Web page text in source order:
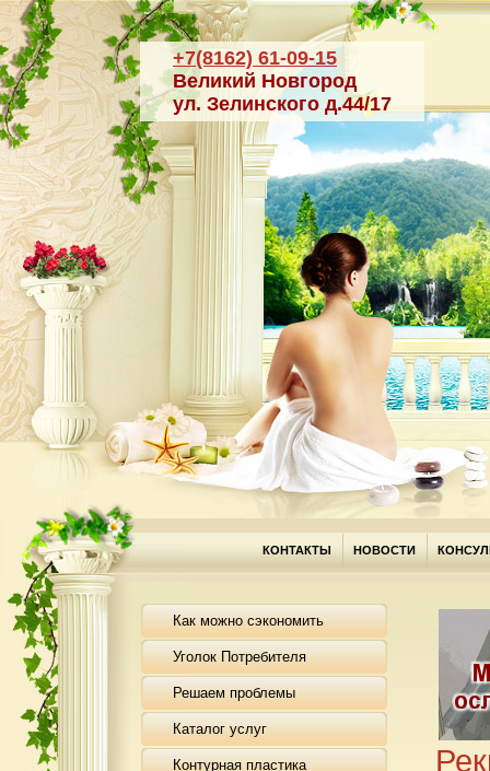
+7(8162) 61-09-15
Великий Новгород
ул. Зелинского д.44/17
КОНТАКТЫ НОВОСТИ
Как можно сэкономить
Уголок Потребителя
Решаем проблемы
Каталог услуг
Контурная пластика